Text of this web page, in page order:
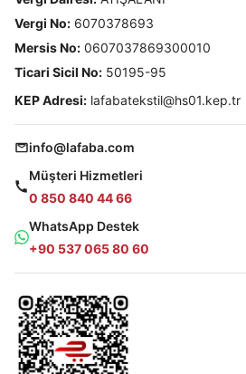
Vergi No: 6070378693
Mersis No: 0607037869300010
Ticari Sicil No: 50195-95
KEP Adresi: lafabatekstil@hs01.kep.tr
info@lafaba.com
Müşteri Hizmetleri
0 850 840 44 66
WhatsApp Destek
+90 537 065 80 60